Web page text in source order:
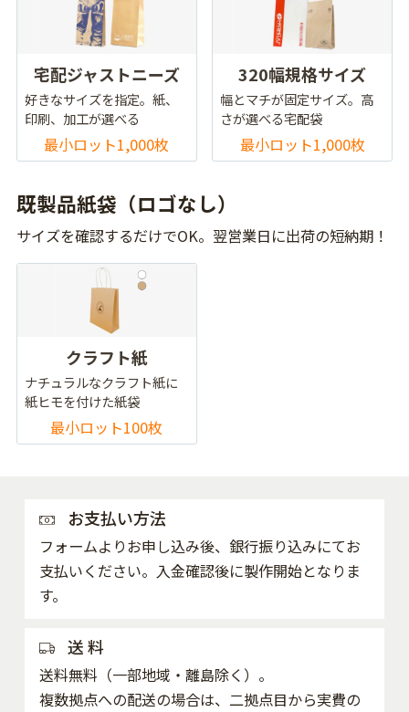
宅配ジャストニーズ
好きなサイズを指定。紙、
印刷、加工が選べる
最小ロット1,000枚
320幅規格サイズ
幅とマチが固定サイズ。高
さが選べる宅配袋
最小ロット1,000枚
既製品紙袋（ロゴなし）
サイズを確認するだけでOK。翌営業日に出荷の短納期！
クラフト紙
ナチュラルなクラフト紙に
紙ヒモを付けた紙袋
最小ロット100枚
お支払い方法
フォームよりお申し込み後、銀行振り込みにてお
支払いください。入金確認後に製作開始となりま
す。
送 料
送料無料（一部地域・離島除く）。
複数拠点への配送の場合は、二拠点目から実費の